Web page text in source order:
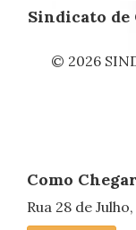
Sindicato de
© 2026
Como Chegar
Rua 28 de